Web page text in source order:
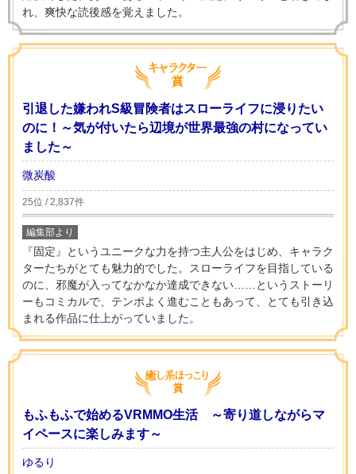
れ、爽快な読後感を覚えました。
引退した嫌われS級冒険者はスローライフに浸りたい
のに！～気が付いたら辺境が世界最強の村になってい
ました～
微炭酸
25位 / 2,837件
編集部より
『固定』というユニークな力を持つ主人公をはじめ、キャラク
ターたちがとても魅力的でした。スローライフを目指している
のに、邪魔が入ってなかなか達成できない……というストーリ
ーもコミカルで、テンポよく進むこともあって、とても引き込
まれる作品に仕上がっていました。
もふもふで始めるVRMMO生活 ～寄り道しながらマ
イペースに楽しみます～
ゆるり